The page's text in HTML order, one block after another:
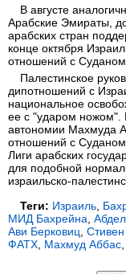
В августе
Арабские Эмираты,
арабских стран
конце октября
отношений с Суданом.
Палестинское
дипотношений с
национальное
ее с "ударом ножом".
автономии Махмуда
отношений с Суданом
Лиги арабских
для подобной
израильско-
Теги: Израиль
МИД Бахрейна
Ави Берковиц
ФАТХ Махмуд Аббас